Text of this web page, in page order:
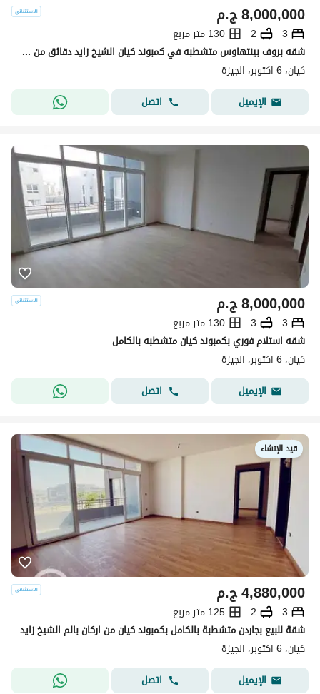
ج.م8,000,000
3
2
130 متر مربع
شقه بروف بينتهاوس متشطبه في كمبوند كيان الشيخ زايد دقائق من مول العرب
كيان، 6 اكتوبر، الجيزة
الإيميل
اتصل
ج.م8,000,000
3
3
130 متر مربع
شقه استلام فوري بكمبوند كيان متشطبه بالكامل
كيان، 6 اكتوبر، الجيزة
الإيميل
اتصل
قيد الإنشاء
ج.م4,880,000
3
2
125 متر مربع
شقة للبيع بجاردن متشطبة بالكامل بكمبوند كيان من اركان بالم الشيخ زايد
كيان، 6 اكتوبر، الجيزة
الإيميل
اتصل